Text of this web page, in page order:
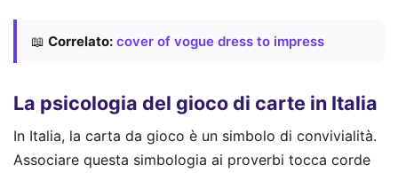
📖 Correlato: cover of vogue dress to impress
La psicologia del gioco di carte in Italia
In Italia, la carta da gioco è un simbolo di convivialità.
Associare questa simbologia ai proverbi tocca corde